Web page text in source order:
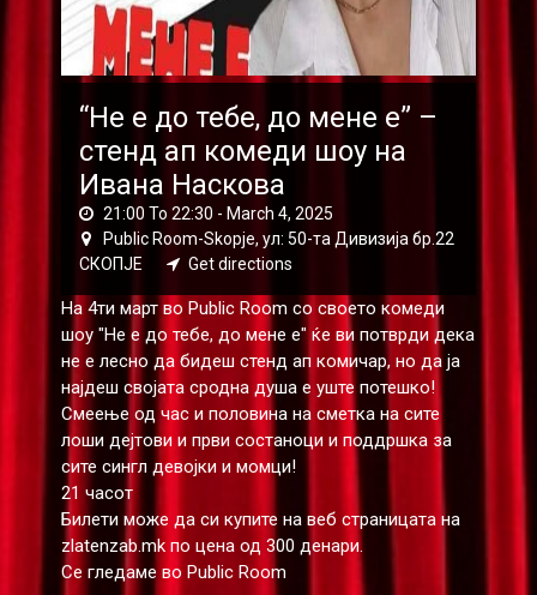
“Не е до тебе, до мене е” –
стенд ап комеди шоу на
Ивана Наскова
21:00 To 22:30 - March 4, 2025
Public Room-Skopje, ул: 50-та Дивизија бр.22
СКОПЈЕ
Get directions
На 4ти март во Public Room со своето комеди
шоу "Не е до тебе, до мене е" ќе ви потврди дека
не е лесно да бидеш стенд ап комичар, но да ја
најдеш својата сродна душа е уште потешко!
Смеење од час и половина на сметка на сите
лоши дејтови и први состаноци и поддршка за
сите сингл девојки и момци!
21 часот
Билети може да си купите на веб страницата на
zlatenzab.mk по цена од 300 денари.
Се гледаме во Public Room